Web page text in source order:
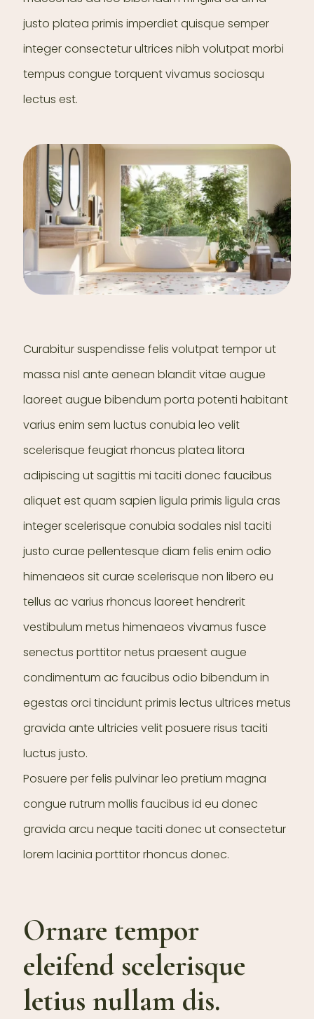
justo platea primis imperdiet quisque semper
integer consectetur ultrices nibh volutpat morbi
tempus congue torquent vivamus sociosqu
lectus est.
Curabitur suspendisse felis volutpat tempor ut
massa nisl ante aenean blandit vitae augue
laoreet augue bibendum porta potenti habitant
varius enim sem luctus conubia leo velit
scelerisque feugiat rhoncus platea litora
adipiscing ut sagittis mi taciti donec faucibus
aliquet est quam sapien ligula primis ligula cras
integer scelerisque conubia sodales nisl taciti
justo curae pellentesque diam felis enim odio
himenaeos sit curae scelerisque non libero eu
tellus ac varius rhoncus laoreet hendrerit
vestibulum metus himenaeos vivamus fusce
senectus porttitor netus praesent augue
condimentum ac faucibus odio bibendum in
egestas orci tincidunt primis lectus ultrices metus
gravida ante ultricies velit posuere risus taciti
luctus justo.
Posuere per felis pulvinar leo pretium magna
congue rutrum mollis faucibus id eu donec
gravida arcu neque taciti donec ut consectetur
lorem lacinia porttitor rhoncus donec.
Ornare tempor
eleifend scelerisque
letius nullam dis.